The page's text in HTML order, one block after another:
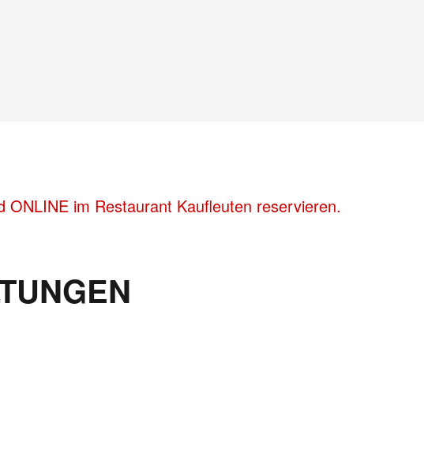
im Restaurant Kaufleuten reservieren.